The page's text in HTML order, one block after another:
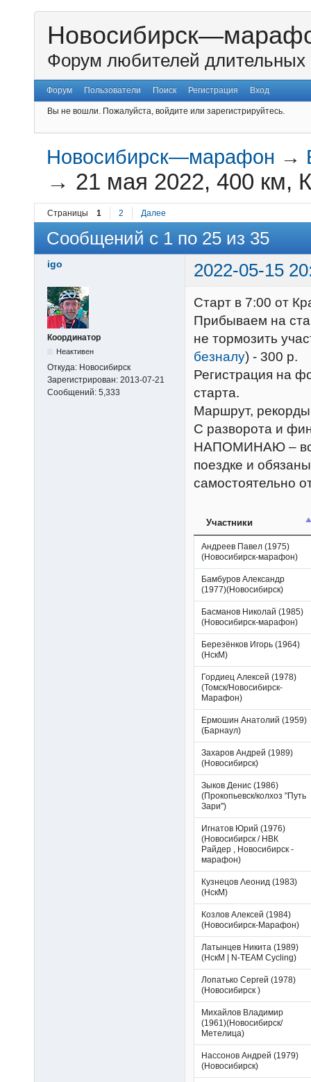
Форум любителей длительных
Форум Пользователи Поиск Регистрация Вход
Вы не вошли. Пожалуйста, войдите или зарегистрируйтесь.
Новосибирск—марафон →
→ 21 мая 2022, 400 км,
Страницы 1 2 Далее
Сообщений с 1 по 25 из 35
igo 2022-05-15
Координатор
Неактивен
Откуда: Новосибирск
Зарегистрирован: 2013-07-21
Сообщений: 5,333
Старт в 7:00 от
Прибываем на
не тормозить
безналу) - 300 р.
Регистрация на
старта.
Маршрут,
С разворота и
НАПОМИНАЮ – все
поездке и
самостоятельно
Участники
Андреев Павел (1975)
(Новосибирск-марафон)
Бамбуров Александр
(1977)(Новосибирск)
Басманов Николай (1985)
(Новосибирск-марафон)
Березёнков Игорь (1964)
(НскМ)
Гордиец Алексей (1978)
(Томск/Новосибирск-
Марафон)
Ермошин Анатолий (1959)
(Барнаул)
Захаров Андрей (1989)
(Новосибирск)
Зыков Денис (1986)
(Прокопьевск/колхоз "Путь
Зари")
Игнатов Юрий (1976)
(Новосибирск / НВК
Райдер , Новосибирск -
марафон)
Кyзнeцoв Λeoнид (198З)
(НскМ)
Козлов Алексей (1984)
(Новосибирск-Марафон)
Латынцев Никита (1989)
(НскМ | N-TEAM Cycling)
Лопатько Сергей (1978)
(Новосибирск )
Михайлов Владимир
(1961)(Новосибирск/
Метелица)
Нассонов Андрей (1979)
(Новосибирск)